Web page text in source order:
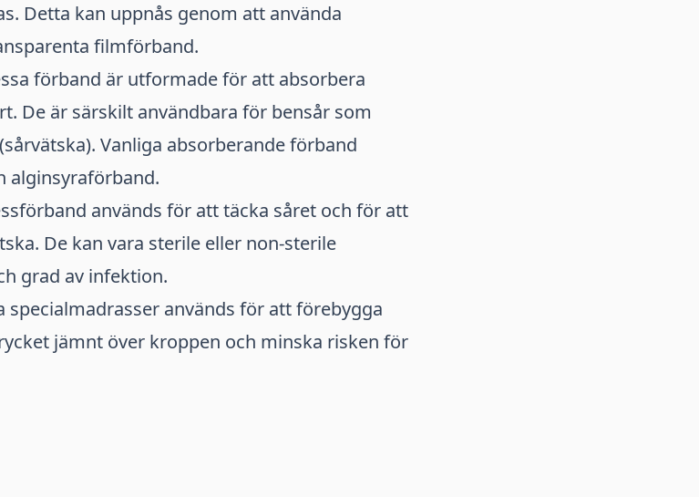
Detta kan uppnås genom att använda
filmförband.
förband är utformade för att absorbera
De är särskilt användbara för bensår som
Vanliga absorberande förband
alginsyraförband.
används för att täcka såret och för att
De kan vara sterile eller non-sterile
grad av infektion.
specialmadrasser används för att förebygga
jämnt över kroppen och minska risken för